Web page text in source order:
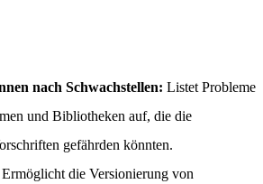
nach Schwachstellen: Listet Probleme
und Bibliotheken auf, die die
gefährden könnten.
Ermöglicht die Versionierung von